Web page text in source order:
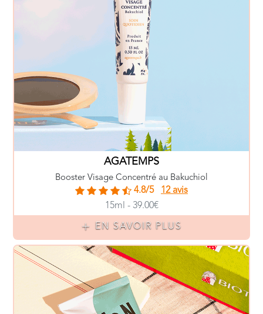
AGATEMPS
Booster Visage Concentré au Bakuchiol
4.8/5
12 avis
15ml - 39.00€
EN SAVOIR PLUS